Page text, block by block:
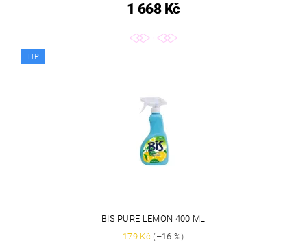
1 668 Kč
TIP
BIS PURE LEMON 400 ML
179 Kč(–16 %)